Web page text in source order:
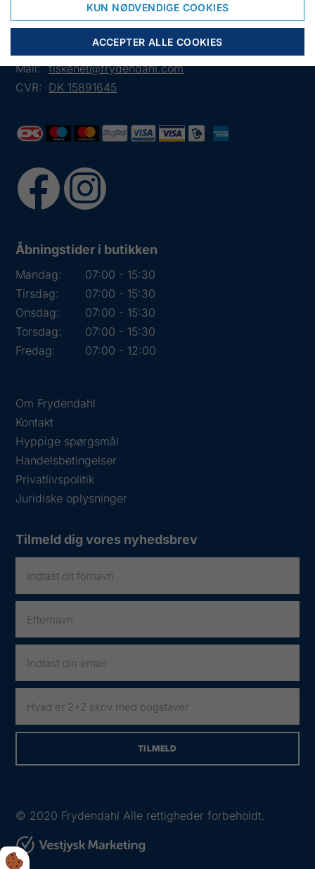
6950 Ringkøbing
+45 97 31 13 11
Mail: fiskenet@frydendahl.com
CVR: DK 15891645
Åbningstider i butikken
Mandag:
07:00 - 15:30
Tirsdag:
07:00 - 15:30
Onsdag:
07:00 - 15:30
Torsdag:
07:00 - 15:30
Fredag:
07:00 - 12:00
Om Frydendahl
Kontakt
Hyppige spørgsmål
Handelsbetingelser
Privatlivspolitik
Juridiske oplysninger
Tilmeld dig vores nyhedsbrev
© 2020 Frydendahl Alle rettigheder forbeholdt.
KUN NØDVENDIGE COOKIES
ACCEPTER ALLE COOKIES